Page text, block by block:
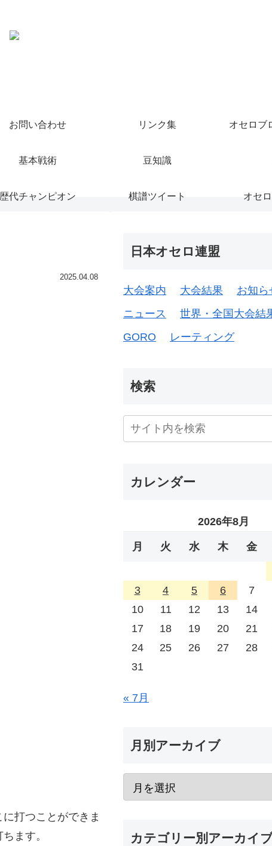
お問い合わせ リンク集 オセロブ
基本戦術 豆知識
歴代チャンピオン 棋譜ツイート オセ
2025.04.08
打つことができま
ます。
日本オセロ連盟
大会案内 大会結果
お知ら
ニュース
世界・全国大会結
GORO
レーティング
検索
カレンダー
2026年8月
月 火 水 木 金
3
4 5 6 7
10
11 12 13 14
17
18 19 20 21
24
25 26 27 28
31
« 7月
月別アーカイブ
カテゴリー別アーカイ